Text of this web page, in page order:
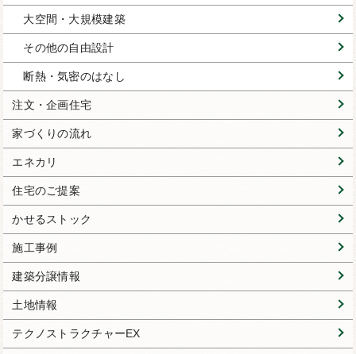
大空間・大規模建築
その他の自由設計
断熱・気密のはなし
注文・企画住宅
家づくりの流れ
エネカリ
住宅のご提案
かせるストック
施工事例
建築分譲情報
土地情報
テクノストラクチャーEX